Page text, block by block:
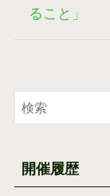
ること」
開催履歴